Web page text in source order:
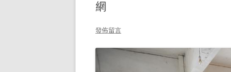
網
發佈留言